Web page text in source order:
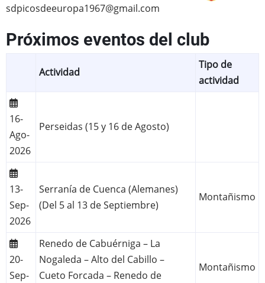
sdpicosdeeuropa1967@gmail.com
Próximos eventos del club
Actividad
Tipo de
actividad
16-
Ago-
2026
Perseidas (15 y 16 de Agosto)
13-
Sep-
2026
Serranía de Cuenca (Alemanes)
(Del 5 al 13 de Septiembre)
Montañismo
20-
Sep-
Renedo de Cabuérniga – La
Nogaleda – Alto del Cabillo –
Cueto Forcada – Renedo de
Montañismo